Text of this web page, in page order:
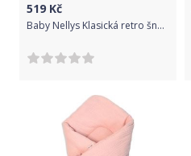
519 Kč
Baby Nellys Klasická retro šněrovací zavinovačka Flowers - bílá